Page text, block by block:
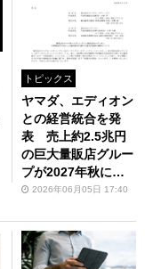
トピックス
ヤマダ、エディオン
との経営統合を発
表 売上約2.5兆円
の巨大量販店グルー
プが2027年秋に誕
生2026年06月05日 17:40